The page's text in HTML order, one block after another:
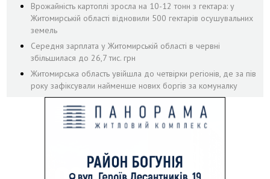
Врожайність картоплі зросла на 10-12 тонн з гектара: у
Житомирській області відновили 500 гектарів осушувальних
земель
Середня зарплата у Житомирській області в червні
збільшилася до 26,7 тис. грн
Житомирська область увійшла до четвірки регіонів, де за пів
року зафіксували найменше нових боргів за комуналку